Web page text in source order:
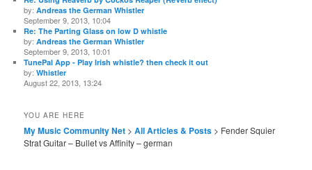
by:Andreas the German Whistler
September 9, 2013, 10:04
Re: The Parting Glass on low D whistle
by:Andreas the German Whistler
September 9, 2013, 10:01
TunePal App - Play Irish whistle? then check it out
by:Whistler
August 22, 2013, 13:24
YOU ARE HERE
My Music Community Net >All Articles & Posts > Fender Squier
Strat Guitar – Bullet vs Affinity – german